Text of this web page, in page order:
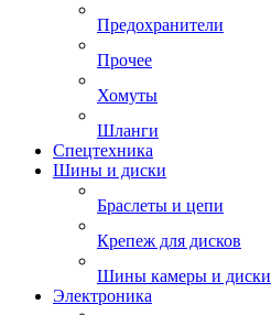
Предохранители
Прочее
Хомуты
Шланги
Спецтехника
Шины и диски
Браслеты и цепи
Крепеж для дисков
Шины камеры и диски
Электроника